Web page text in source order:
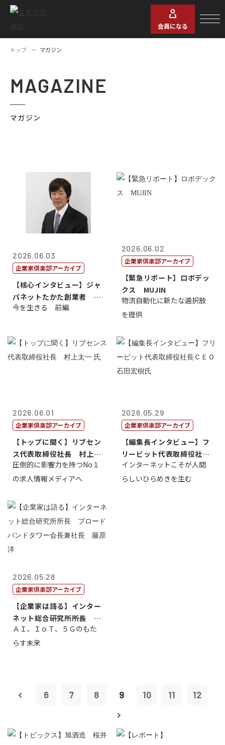
会員になる
トップ マガジン
MAGAZINE
マガジン
2026.06.03
企業家倶楽部アーカイブ
【核心インタビュー】ジャ
パネットたかた創業者 髙
田 明氏
今を生きる 前編
2026.06.02
企業家倶楽部アーカイブ
【緊急リポート】ロボデッ
クス MUJIN
物流自動化に新たな選択肢
を提供
2026.06.01
企業家倶楽部アーカイブ
【トップに聞く】リブセン
ス代表取締役社長 村上太
一 氏
圧倒的に影響力を持つNo１
の求人情報メディアへ
2026.05.29
企業家倶楽部アーカイブ
【編集長インタビュー】フ
リービット代表取締役社長
ＣＥＯ 石田...
インターネットこそが人間
らしいひらめきを生む
2026.05.28
企業家倶楽部アーカイブ
【企業家は語る】インター
ネット総合研究所所長 ブ
ロードバンド...
ＡＩ、ＩｏＴ、５Ｇのもた
らす未来
6 7 8 9 10 11 12